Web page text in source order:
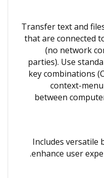
Transfer text and
that are connected
(no network
parties). Use
key combinations
context-
between
Includes versatile
enhance user